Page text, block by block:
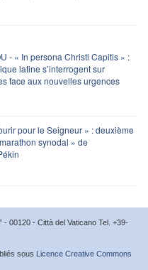
- « In persona Christi Capitis » :
latine s’interrogent sur
face aux nouvelles urgences
pour le Seigneur » : deuxième
synodal » de
- 00120 - Città del Vaticano Tel. +39-
sous Licence Creative Commons